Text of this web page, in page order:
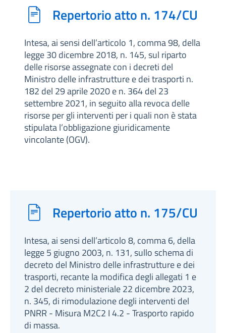
Repertorio atto n. 174/CU
Intesa, ai sensi dell’articolo 1, comma 98, della
legge 30 dicembre 2018, n. 145, sul riparto
delle risorse assegnate con i decreti del
Ministro delle infrastrutture e dei trasporti n.
182 del 29 aprile 2020 e n. 364 del 23
settembre 2021, in seguito alla revoca delle
risorse per gli interventi per i quali non è stata
stipulata l’obbligazione giuridicamente
vincolante (OGV).
Repertorio atto n. 175/CU
Intesa, ai sensi dell’articolo 8, comma 6, della
legge 5 giugno 2003, n. 131, sullo schema di
decreto del Ministro delle infrastrutture e dei
trasporti, recante la modifica degli allegati 1 e
2 del decreto ministeriale 22 dicembre 2023,
n. 345, di rimodulazione degli interventi del
PNRR - Misura M2C2 I 4.2 - Trasporto rapido
di massa.